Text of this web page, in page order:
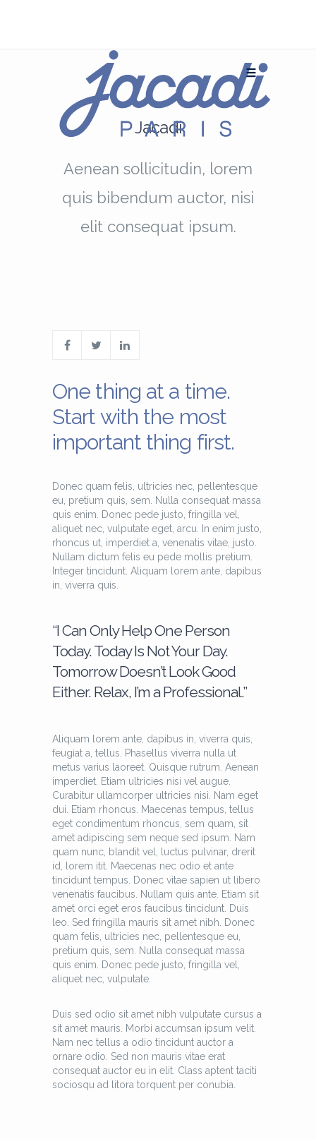
Jacadi
Aenean sollicitudin, lorem
quis bibendum auctor, nisi
elit consequat ipsum.
One thing at a time.
Start with the most
important thing first.
Donec quam felis, ultricies nec, pellentesque
eu, pretium quis, sem. Nulla consequat massa
quis enim. Donec pede justo, fringilla vel,
aliquet nec, vulputate eget, arcu. In enim justo,
rhoncus ut, imperdiet a, venenatis vitae, justo.
Nullam dictum felis eu pede mollis pretium.
Integer tincidunt. Aliquam lorem ante, dapibus
in, viverra quis.
“I Can Only Help One Person
Today. Today Is Not Your Day.
Tomorrow Doesn’t Look Good
Either. Relax, I’m a Professional.”
Aliquam lorem ante, dapibus in, viverra quis,
feugiat a, tellus. Phasellus viverra nulla ut
metus varius laoreet. Quisque rutrum. Aenean
imperdiet. Etiam ultricies nisi vel augue.
Curabitur ullamcorper ultricies nisi. Nam eget
dui. Etiam rhoncus. Maecenas tempus, tellus
eget condimentum rhoncus, sem quam, sit
amet adipiscing sem neque sed ipsum. Nam
quam nunc, blandit vel, luctus pulvinar, drerit
id, lorem itit. Maecenas nec odio et ante
tincidunt tempus. Donec vitae sapien ut libero
venenatis faucibus. Nullam quis ante. Etiam sit
amet orci eget eros faucibus tincidunt. Duis
leo. Sed fringilla mauris sit amet nibh. Donec
quam felis, ultricies nec, pellentesque eu,
pretium quis, sem. Nulla consequat massa
quis enim. Donec pede justo, fringilla vel,
aliquet nec, vulputate.
Duis sed odio sit amet nibh vulputate cursus a
sit amet mauris. Morbi accumsan ipsum velit.
Nam nec tellus a odio tincidunt auctor a
ornare odio. Sed non mauris vitae erat
consequat auctor eu in elit. Class aptent taciti
sociosqu ad litora torquent per conubia.